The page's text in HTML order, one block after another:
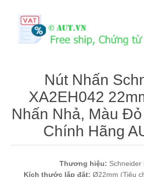
Động cơ bước 2 phase
Chưa Phân Loại
Phụ Kiện Siemens
Nút Nhấn
XA2EH042
Nhấn Nhả, Màu
Chính Hãng
Thương hiệu: Schneider
Kích thước lắp đặt: Ø22mm (Tiêu